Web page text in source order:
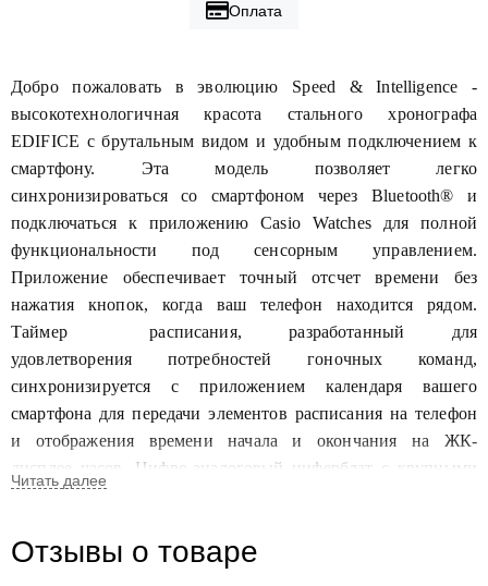
Оплата
Добро пожаловать в эволюцию Speed & Intelligence -
высокотехнологичная красота стального хронографа
EDIFICE с брутальным видом и удобным подключением к
смартфону. Эта модель позволяет легко
синхронизироваться со смартфоном через Bluetooth® и
подключаться к приложению Casio Watches для полной
функциональности под сенсорным управлением.
Приложение обеспечивает точный отсчет времени без
нажатия кнопок, когда ваш телефон находится рядом.
Таймер
расписания, разработанный для
удовлетворения потребностей гоночных команд,
синхронизируется с приложением календаря вашего
смартфона для передачи элементов расписания на телефон
и отображения времени начала и окончания на ЖК-
дисплее часов. Цифро-аналоговый циферблат с крупными
метками, дополнительными циферблатами и элементом в
светодиодной подсветкой, которая загорается при простом
Отзывы о товаре